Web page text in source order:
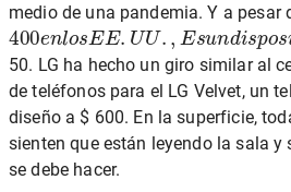
medio de una pandemia. Y a pesar
400enlo sEE.UU.,Esun d isposit i
50. LG ha hecho un giro similar al
de teléfonos para el LG Velvet, un
diseño a $ 600. En la superficie,
sienten que están leyendo la sala y
se debe hacer.